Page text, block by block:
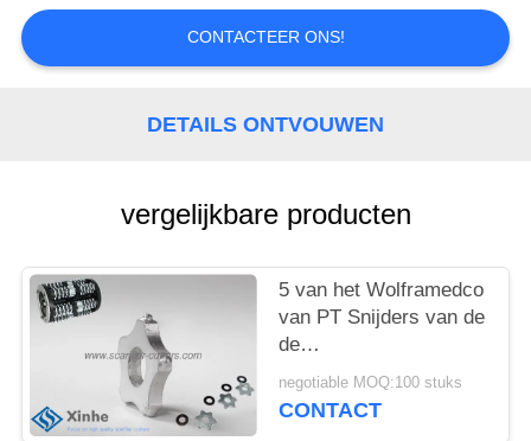
NIEUWS
SITEMAP
PRIVACYBELEID
CONTACTEER ONS!
DETAILS ONTVOUWEN
vergelijkbare producten
5 van het Wolframedco
van PT Snijders van de
de
Scarificatordorsvlegel
de Concrete op
negotiable MOQ:100 stuks
CONTACT